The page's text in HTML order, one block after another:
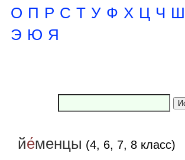
О П Р С Т У Ф Х Ц Ч Ш
Э Ю Я
йе́менцы (4, 6, 7, 8 класс)